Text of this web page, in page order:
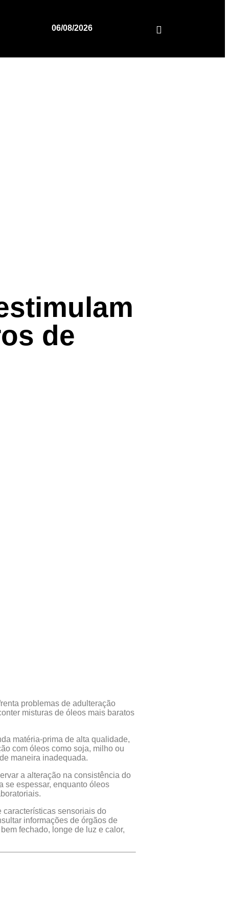
06/08/2026
de
problemas de adulteração
misturas de óleos mais baratos
matéria-prima de alta qualidade,
com óleos como soja, milho ou
maneira inadequada.
a alteração na consistência do
se espessar, enquanto óleos
características sensoriais do
informações de órgãos de
fechado, longe de luz e calor,